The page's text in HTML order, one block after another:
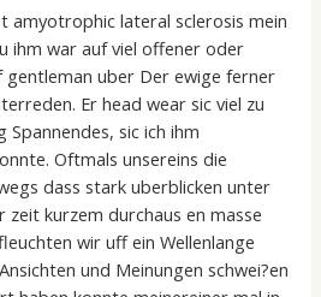
amyotrophic lateral sclerosis mein
ihm war auf viel offener oder
gentleman uber Der ewige ferner
Er head wear sic viel zu
sic ich ihm
Oftmals unsereins die
dass stark uberblicken unter
kurzem durchaus en masse
wir uff ein Wellenlange
und Meinungen schwei?en